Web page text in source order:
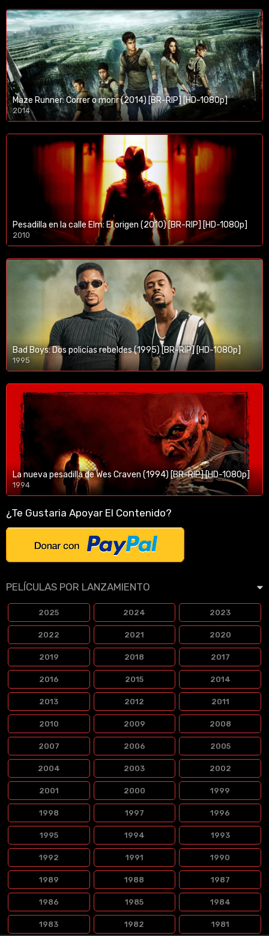
Maze Runner: Correr o morir (2014) [BR-RIP] [HD-1080p]
2014
1080p/720p
Pesadilla en la calle Elm: El origen (2010) [BR-RIP] [HD-1080p]
2010
1080p/720p
Bad Boys: Dos policías rebeldes (1995) [BR-RIP] [HD-1080p]
1995
1080p/720p
La nueva pesadilla de Wes Craven (1994) [BR-RIP] [HD-1080p]
1994
1080p/720p
¿Te Gustaria Apoyar El Contenido?
PELÍCULAS POR LANZAMIENTO
2025 2024 2023
2022 2021 2020
2019 2018 2017
2016 2015 2014
2013 2012 2011
2010 2009 2008
2007 2006 2005
2004 2003 2002
2001 2000 1999
1998 1997 1996
1995 1994 1993
1992 1991 1990
1989 1988 1987
1986 1985 1984
1983 1982 1981